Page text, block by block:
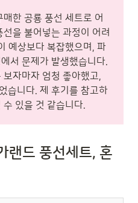
한 공룡 풍선 세트로 어
을 불어넣는 과정이 어려
예상보다 복잡했으며, 파
서 문제가 발생했습니다.
자마자 엄청 좋아했고,
습니다. 제 후기를 참고하
있을 것 같습니다.
랜드 풍선세트, 혼